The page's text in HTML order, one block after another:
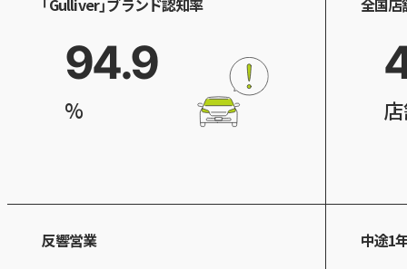
「Gulliver」ブランド認知率
94.9
%
全国店
反響営業 中途1